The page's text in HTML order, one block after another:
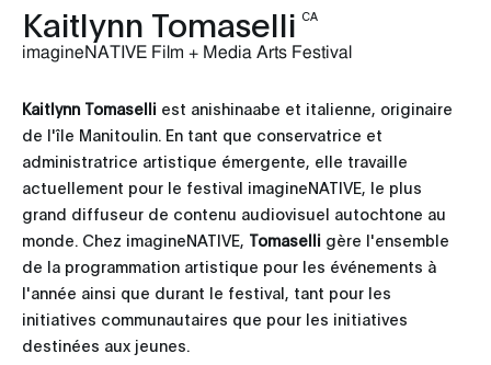
Kaitlynn Tomaselli CA
imagineNATIVE Film + Media Arts Festival
Kaitlynn Tomaselli est anishinaabe et italienne, originaire
de l'île Manitoulin. En tant que conservatrice et
administratrice artistique émergente, elle travaille
actuellement pour le festival imagineNATIVE, le plus
grand diffuseur de contenu audiovisuel autochtone au
monde. Chez imagineNATIVE, Tomaselli gère l'ensemble
de la programmation artistique pour les événements à
l'année ainsi que durant le festival, tant pour les
initiatives communautaires que pour les initiatives
destinées aux jeunes.